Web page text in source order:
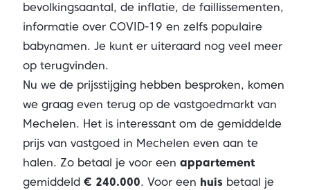
bevolkingsaantal, de inflatie, de faillissementen,
informatie over COVID-19 en zelfs populaire
babynamen. Je kunt er uiteraard nog veel meer
op terugvinden.
Nu we de prijsstijging hebben besproken, komen
we graag even terug op de vastgoedmarkt van
Mechelen. Het is interessant om de gemiddelde
prijs van vastgoed in Mechelen even aan te
halen. Zo betaal je voor een appartement
gemiddeld € 240.000. Voor een huisbetaal je